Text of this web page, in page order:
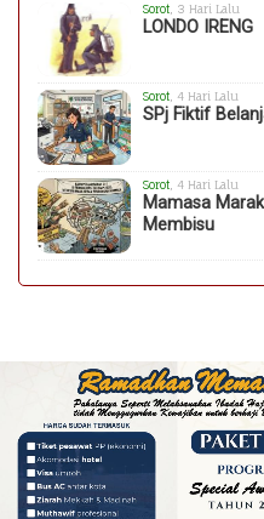
Sorot , 3 Hari Lalu
LONDO IRENG
Sorot, 4 Hari Lalu
SPj Fiktif
Sorot , 4 Hari Lalu
Mamasa
Membisu